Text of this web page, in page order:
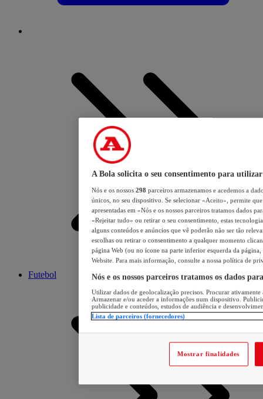
Futebol
A Bola solicita o seu consentimento para utilizar
Nós e os nossos 298 parceiros armazenamos e acedemos a
únicos, no seu dispositivo. Se selecionar «Aceito», permite
apresentadas em «Nós e os nossos parceiros tratamos dados
«Rejeitar tudo» ou retirar o seu consentimento, estas
alguns conteúdos e anúncios que vê poderão não ser tão
escolhas ou retirar o consentimento a qualquer momento
página Web (ou no ícone na parte inferior esquerda da página,
Website. Para mais informação, consulte a nossa política de
Nós e os nossos parceiros tratamos os dados
Utilizar dados de geolocalização precisos. Procurar
Armazenar e/ou aceder a informações num dispositivo.
publicidade e conteúdos, estudos de audiência e
Lista de parceiros (fornecedores)
Mostrar finalidades